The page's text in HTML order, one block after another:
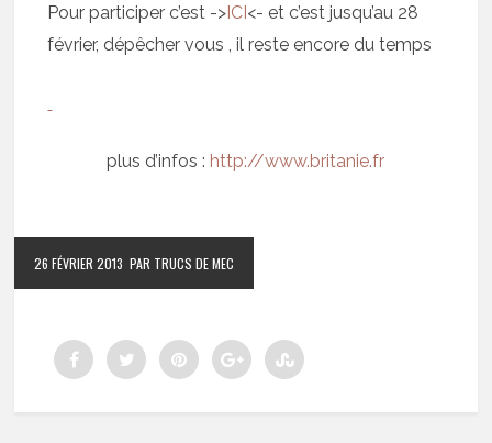
Pour participer c’est ->ICI<- et c’est jusqu’au 28
février, dépêcher vous , il reste encore du temps
plus d’infos : http://www.britanie.fr
26 FÉVRIER 2013 PAR TRUCS DE MEC